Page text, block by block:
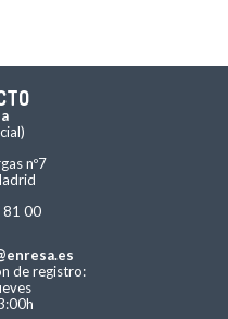
nº7
81 00
de registro: